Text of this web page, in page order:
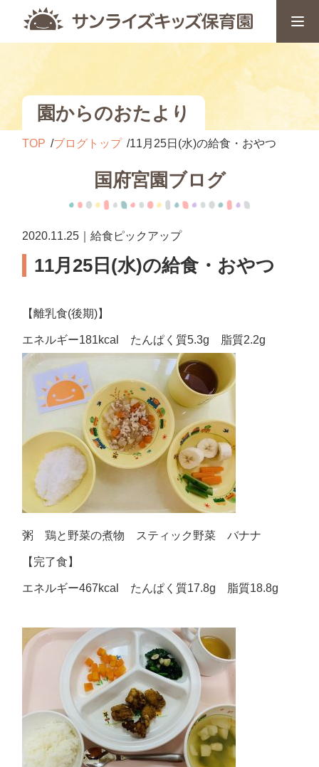
園からのおたより
TOP ブログトップ 11月25日(水)の給食・おやつ
国府宮園ブログ
2020.11.25｜給食ピックアップ
11月25日(水)の給食・おやつ
【離乳食(後期)】
エネルギー181kcal たんぱく質5.3g 脂質2.2g
粥 鶏と野菜の煮物 スティック野菜 バナナ
【完了食】
エネルギー467kcal たんぱく質17.8g 脂質18.8g